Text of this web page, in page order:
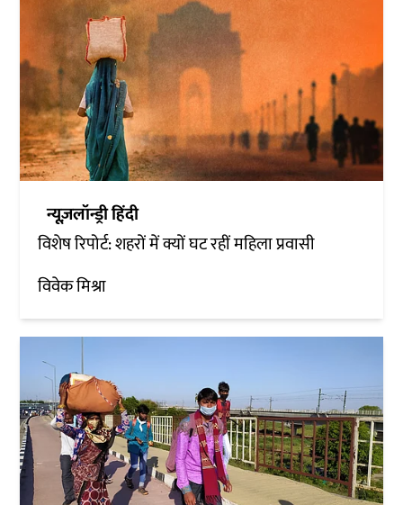
न्यूज़लॉन्ड्री हिंदी
विशेष रिपोर्ट: शहरों में क्यों घट रहीं महिला प्रवासी
विवेक मिश्रा